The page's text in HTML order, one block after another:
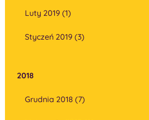
Luty 2019 (1)
Styczeń 2019 (3)
2018
Grudnia 2018 (7)